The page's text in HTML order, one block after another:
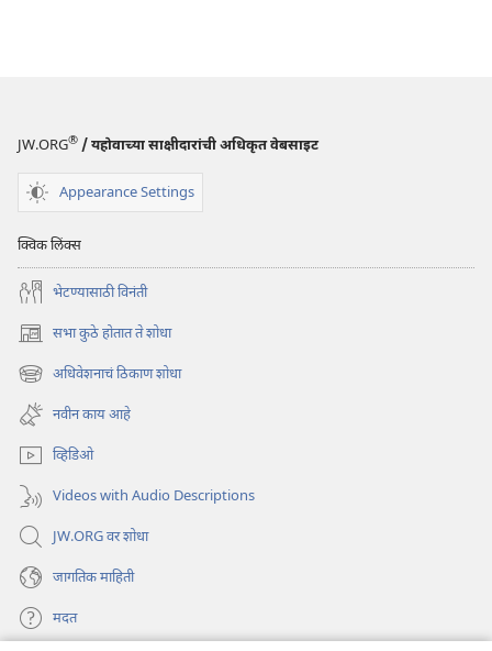
JW.ORG® / यहोवाच्या साक्षीदारांची अधिकृत वेबसाइट
Appearance Settings
क्विक लिंक्स
भेटण्यासाठी विनंती
सभा कुठे होतात ते शोधा
(opens
new
window)
अधिवेशनाचं ठिकाण शोधा
(opens
new
window)
नवीन काय आहे
व्हिडिओ
Videos with Audio Descriptions
JW.ORG वर शोधा
जागतिक माहिती
मदत